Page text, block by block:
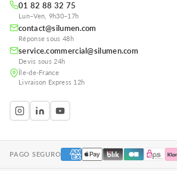
01 82 88 32 75
Lun–Ven, 9h30–17h
contact@silumen.com
Réponse sous 48h
service.commercial@silumen.com
Devis sous 24h
Île-de-France
Livraison Express 12h
PAGO SEGURO